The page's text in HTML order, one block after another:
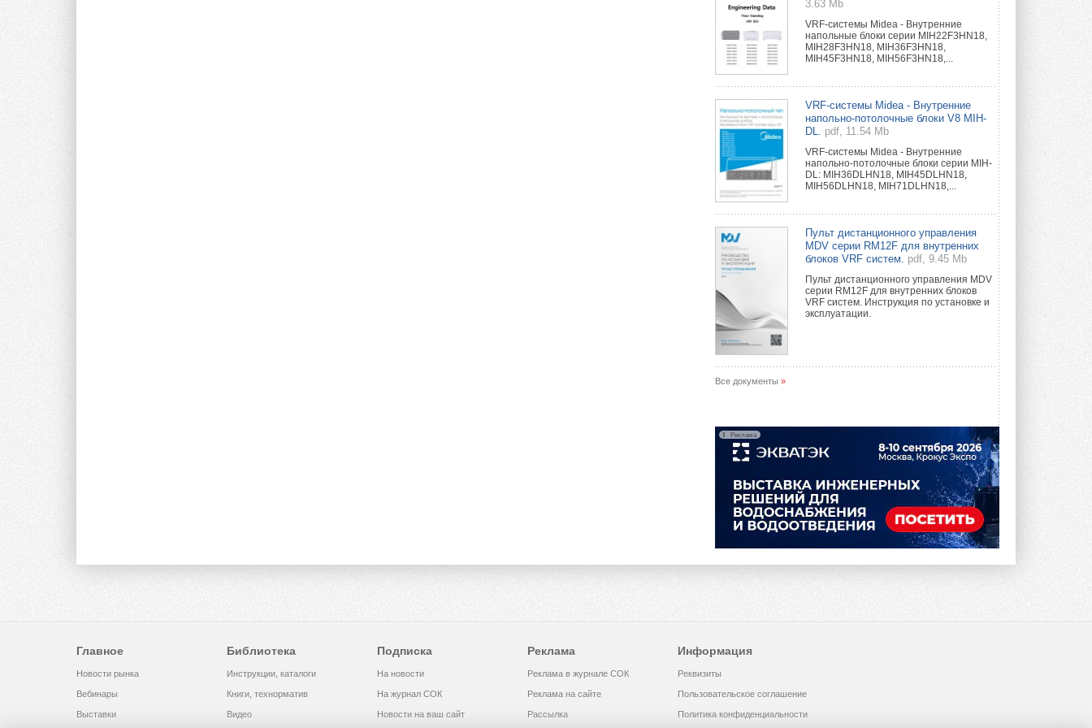
3.63 Mb
VRF-системы Midea - Внутренние
напольные блоки серии MIH22F3HN18,
MIH28F3HN18, MIH36F3HN18,
MIH45F3HN18, MIH56F3HN18,...
VRF-системы Midea - Внутренние
напольно-потолочные блоки V8 MIH-
DL.
pdf, 11.54 Mb
VRF-системы Midea - Внутренние
напольно-потолочные блоки серии MIH-
DL: MIH36DLHN18, MIH45DLHN18,
MIH56DLHN18, MIH71DLHN18,...
Пульт дистанционного управления
MDV серии RM12F для внутренних
блоков VRF систем.
pdf, 9.45 Mb
Пульт дистанционного управления MDV
серии RM12F для внутренних блоков
VRF систем. Инструкция по установке и
эксплуатации.
Все документы »
Реклама
Главное
Новости рынка
Вебинары
Выставки
Библиотека
Инструкции, каталоги
Книги, технорматив
Видео
Подписка
На новости
На журнал СОК
Новости на ваш сайт
Реклама
Реклама в журнале СОК
Реклама на сайте
Рассылка
Информация
Реквизиты
Пользовательское соглашение
Политика конфиденциальности